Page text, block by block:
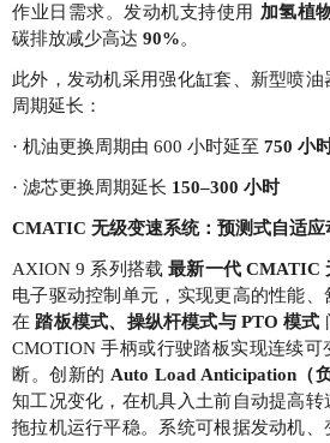
作业日需求。发动机支持使用 加氢植
碳排放减少高达 90%。
此外，发动机采用强化缸套、新型喷
周期延长：
· 机油更换周期由 600 小时延至 750 小
· 滤芯更换周期延长 150–300 小时
CMATIC 无级变速系统：预测式自适应
AXION 9 系列搭载最新一代 CMATIC
电子驱动控制单元，实现更高的性能
在 踏板模式、操纵杆模式与 PTO 模式
CMOTION 手柄或行驶踏板实现连续
断。创新的 Auto Load Anticipation（
知工况变化，在机具入土前自动提高
拖拉机运行平稳。系统可根据发动机